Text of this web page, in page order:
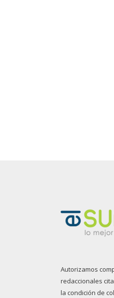
Autorizamos
redaccionales
la condición de